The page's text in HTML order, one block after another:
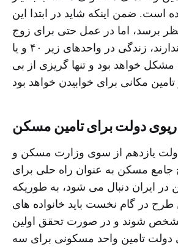
است. ضمن اینکه شاید در ابتدا این
برسد، اما در عمل حتی برای زوج
های جوان که بچه ندارند، زندگی در واحدهای زیر ۴۰ و یا
مشکل خواهد بود و تنها گریزی از بی
دولت برای تامین مسکن
یازدهم از سوی وزارت مسکن و
مسکن به عنوان راه حلی برای
در ایران دنبال می شود، به طوریکه
در گام نخست باید خانواده های
شوند و در صورت تحقق اولین
دولت تامین واحد مسکونی برای سه